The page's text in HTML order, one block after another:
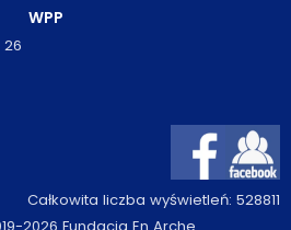
WPP
26
Całkowita liczba wyświetleń: 528811